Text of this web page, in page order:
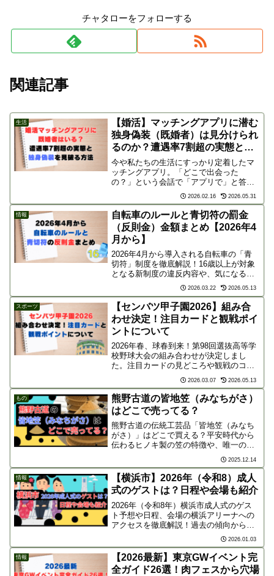
チャタローをフォローする
関連記事
生活
【婚活】マッチングアプリに潜む
独身偽装（既婚者）は見分けられ
るのか？遭遇率7割超の実態と
は。
今や私たちの生活にすっかり定着したマ
ッチングアプリ。「どこで出会った
の？」という会話で「アプリで」と答え
ることがもはや当たり前の時代になりま
した。実際、こども家庭庁が2024年度に
行った調査によると直近5年以内に結婚し
た30代以下の既婚者の...
2026.02.16 2026.05.31
情報
自転車のルールと青切符の罰金
（反則金）金額まとめ【2026年4
月から】
2026年4月から導入される自転車の「青
切符」制度を徹底解説！16歳以上が対象
となる新制度の違反内容や、気になる反
則金の金額（3,000円〜12,000円）を一覧
表でまとめました。新生活が始まる前
に、正しい交通ルールと罰則を確認して
安全運転を心がけましょう。
2026.03.22 2026.05.13
スポーツ
【センバツ甲子園2026】組み合
わせ決定！注目カードと観戦ポイ
ントについて
2026年春、球春到来！第98回選抜高等学
校野球大会の組み合わせが決定しまし
た。注目カードの見どころや観戦のコツ
を徹底解説します。2026年センバツ甲子
園、ついに激突の時！出典：Yahoo
JAPAN2026年（令和8年）3月19日より、
兵...
2026.03.07 2026.05.13
もの
熊野古道の皆地笠（みなちがさ）
はどこで売ってる？
熊野古道の伝統工芸品「皆地笠（みなち
がさ）」はどこで買える？平安時代から
伝わるヒノキ製の笠の特徴や、唯一の職
人・後継者情報、そして和歌山県内の正
規販売店3店舗を徹底紹介します。
2025.12.14
情報
【横浜市】2026年（令和8）成人
式のゲストは？日程や会場も紹介
2026年（令和8年）横浜市成人式のゲス
ト予想や日程、会場の横浜アリーナへの
アクセスを徹底解説！過去の傾向から横
浜ゆかりの著名人を予想します。お住ま
いの区による2部制の時間帯や、必須の入
場用二次元コードなど、当日役立つ最新
情報をチェックしましょう。
2026.01.03
情報
【2026最新】東京GWイベント完
全ガイド26選！肉フェスから穴場